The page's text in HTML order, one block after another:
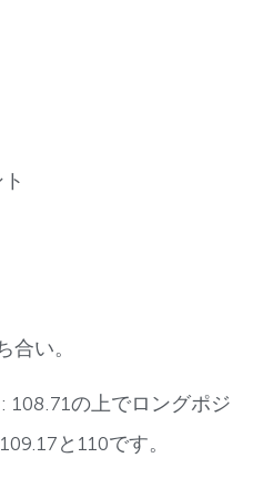
合い。
108.71の上でロングポジ
と110です。